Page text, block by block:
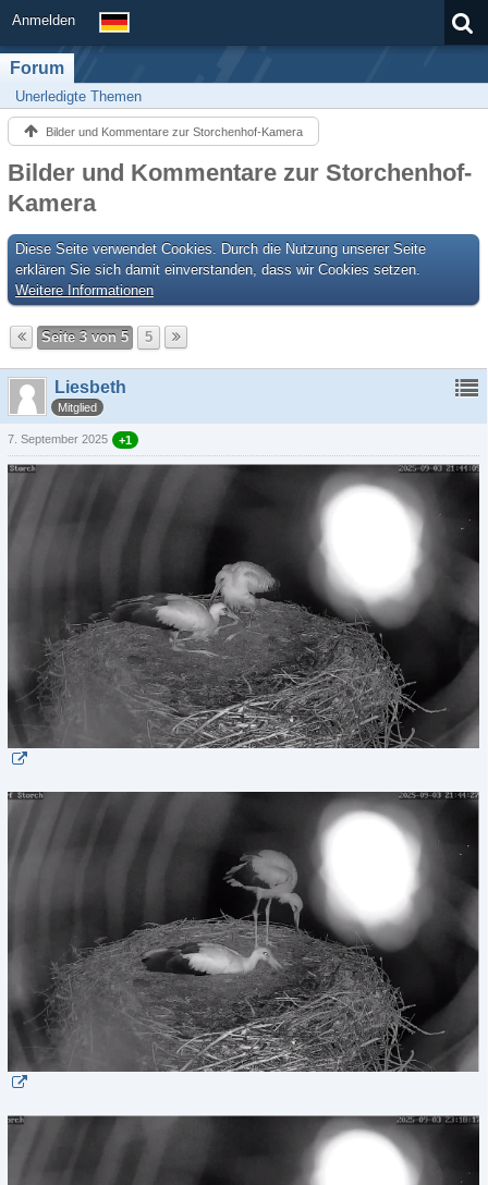
Anmelden
Forum
Unerledigte Themen
Bilder und Kommentare zur Storchenhof-Kamera
Bilder und Kommentare zur Storchenhof-
Kamera
Diese Seite verwendet Cookies. Durch die Nutzung unserer Seite
erklären Sie sich damit einverstanden, dass wir Cookies setzen.
Weitere Informationen
Seite 3 von 5 5
Liesbeth
Mitglied
7. September 2025 +1